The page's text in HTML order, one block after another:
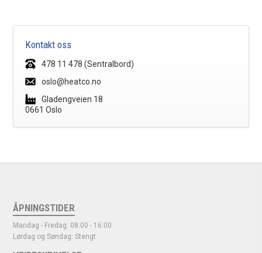
Kontakt oss
478 11 478 (Sentralbord)
oslo@heatco.no
Gladengveien 18
0661 Oslo
ÅPNINGSTIDER
Mandag - Fredag: 08:00 - 16:00
Lørdag og Søndag: Stengt